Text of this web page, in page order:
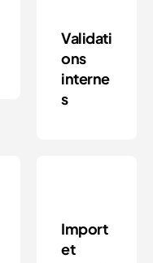
Validati
ons
interne
s
Import
et